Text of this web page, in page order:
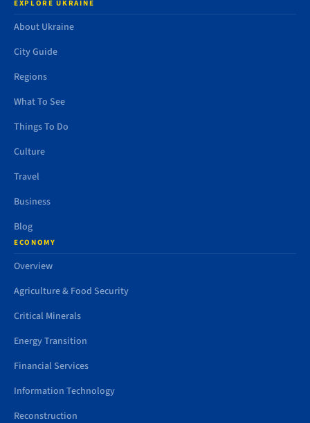
EXPLORE UKRAINE
About Ukraine
City Guide
Regions
What To See
Things To Do
Culture
Travel
Business
Blog
ECONOMY
Overview
Agriculture & Food Security
Critical Minerals
Energy Transition
Financial Services
Information Technology
Reconstruction